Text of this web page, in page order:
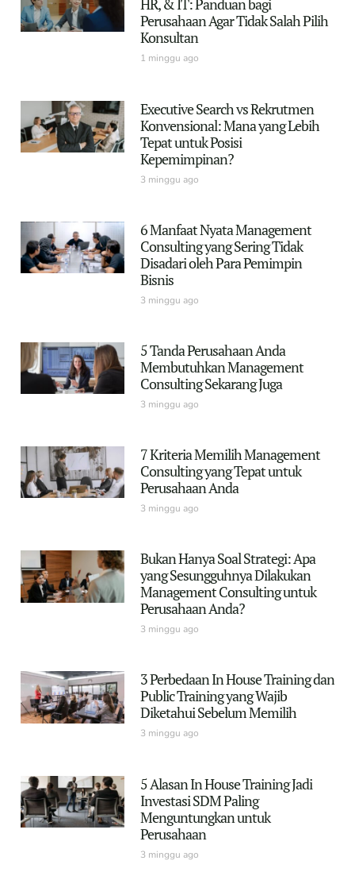
HR, & IT: Panduan bagi
Perusahaan Agar Tidak Salah Pilih
Konsultan
1 minggu ago
Executive Search vs Rekrutmen
Konvensional: Mana yang Lebih
Tepat untuk Posisi
Kepemimpinan?
3 minggu ago
6 Manfaat Nyata Management
Consulting yang Sering Tidak
Disadari oleh Para Pemimpin
Bisnis
3 minggu ago
5 Tanda Perusahaan Anda
Membutuhkan Management
Consulting Sekarang Juga
3 minggu ago
7 Kriteria Memilih Management
Consulting yang Tepat untuk
Perusahaan Anda
3 minggu ago
Bukan Hanya Soal Strategi: Apa
yang Sesungguhnya Dilakukan
Management Consulting untuk
Perusahaan Anda?
3 minggu ago
3 Perbedaan In House Training dan
Public Training yang Wajib
Diketahui Sebelum Memilih
3 minggu ago
5 Alasan In House Training Jadi
Investasi SDM Paling
Menguntungkan untuk
Perusahaan
3 minggu ago